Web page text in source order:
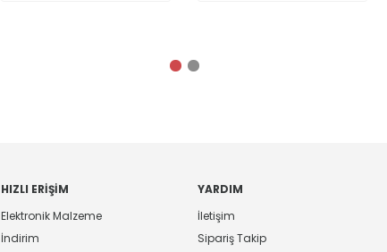
HIZLI ERIŞIM
Elektronik Malzeme
İndirim
YARDIM
İletişim
Sipariş Takip